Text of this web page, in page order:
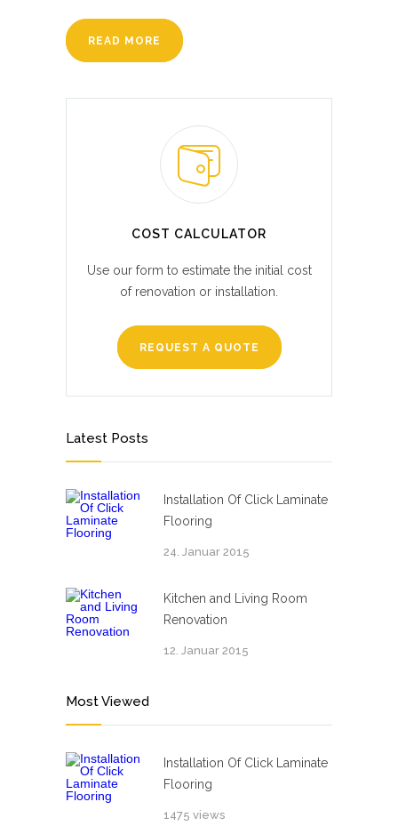
READ MORE
COST CALCULATOR
Use our form to estimate the initial cost
of renovation or installation.
REQUEST A QUOTE
Latest Posts
Installation Of Click Laminate
Flooring
24. Januar 2015
Kitchen and Living Room
Renovation
12. Januar 2015
Most Viewed
Installation Of Click Laminate
Flooring
1475 views